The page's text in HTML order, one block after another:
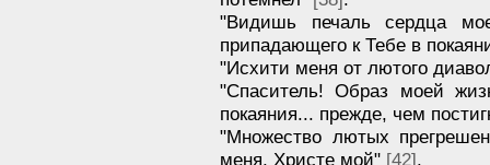
"Видишь печаль сердца
припадающего к Тебе в
"Исхити меня от лютого
"Спаситель! Образ моей
покаяния... прежде, чем
"Множество лютых
меня, Христе мой" [42].